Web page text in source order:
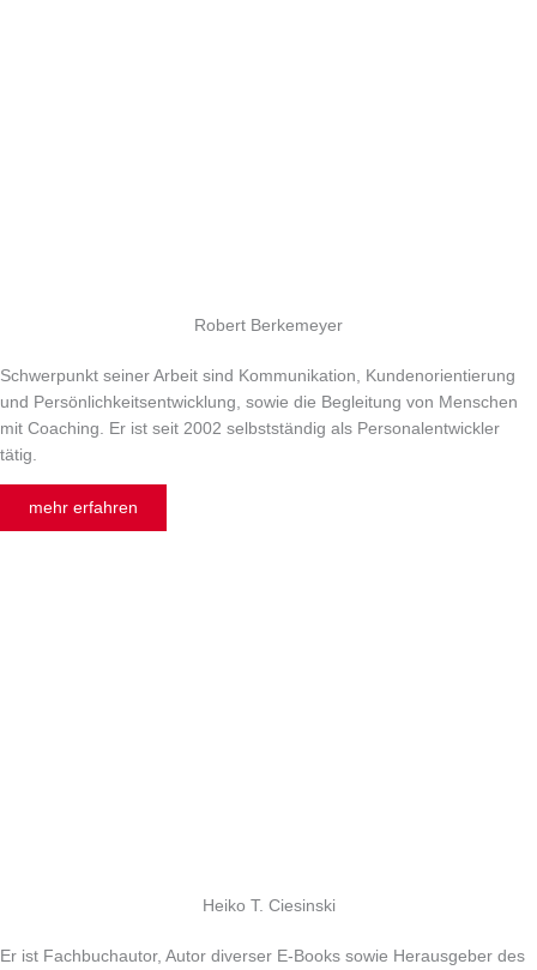
Robert Berkemeyer
Schwerpunkt seiner Arbeit sind Kommunikation, Kundenorientierung
und Persönlichkeitsentwicklung, sowie die Begleitung von Menschen
mit Coaching. Er ist seit 2002 selbstständig als Personalentwickler
tätig.
mehr erfahren
Heiko T. Ciesinski
Er ist Fachbuchautor, Autor diverser E-Books sowie Herausgeber des